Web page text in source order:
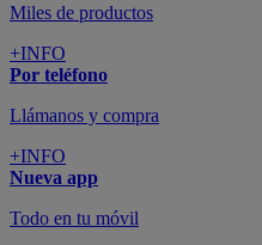
Miles de productos
+INFO
Por teléfono
Llámanos y compra
+INFO
Nueva app
Todo en tu móvil